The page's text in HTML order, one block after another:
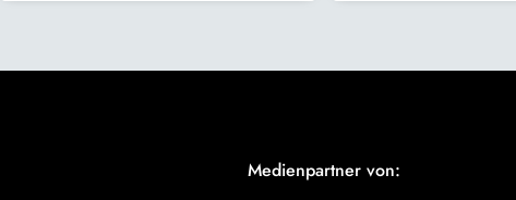
Medienpartner von: